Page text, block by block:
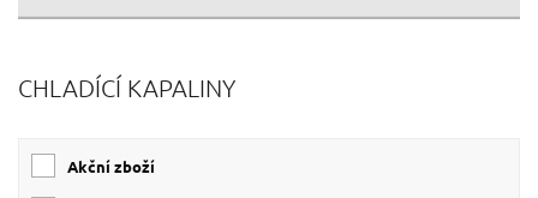
CHLADÍCÍ KAPALINY
Akční zboží